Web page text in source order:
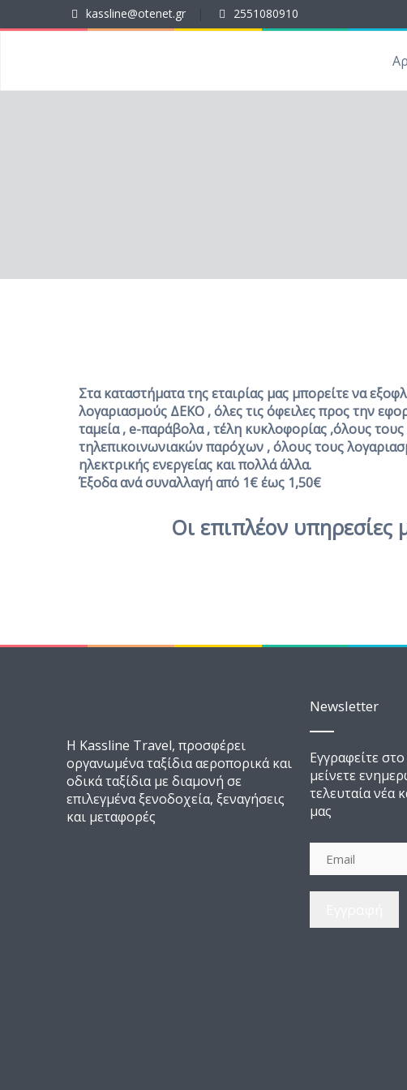
kassline@otenet.gr 2551080910
Στα καταστήματα της εταιρίας μας μπορείτε να
λογαριασμούς ΔΕΚΟ , όλες τις όφειλες προς την
ταμεία , e-παράβολα , τέλη κυκλοφορίας ,όλους
τηλεπικοινωνιακών παρόχων , όλους τους
ηλεκτρικής ενεργείας και πολλά άλλα.
Έξοδα ανά συναλλαγή από 1€ έως 1,50€
Οι επιπλέον υπηρεσίες
Η Kassline Travel, προσφέρει
οργανωμένα ταξίδια αεροπορικά και
οδικά ταξίδια με διαμονή σε
επιλεγμένα ξενοδοχεία, ξεναγήσεις
και μεταφορές
Newsletter
Εγγραφείτε
μείνετε
τελευταία νέα
μας